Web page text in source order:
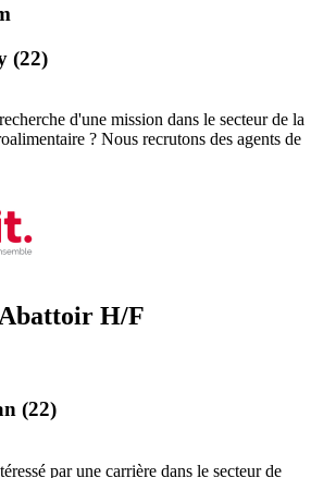
(22)
d'une mission dans le secteur de la
? Nous recrutons des agents de
H/F
(22)
par une carrière dans le secteur de